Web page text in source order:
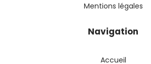
Mentions légales
Navigation
Accueil